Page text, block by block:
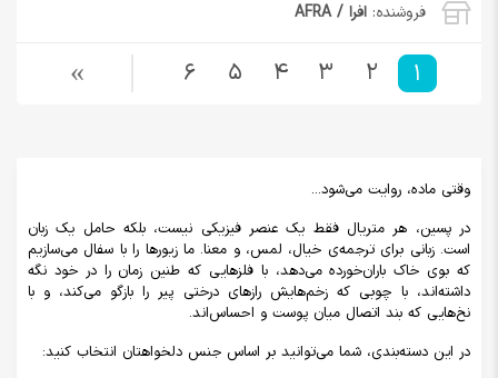
فروشنده: افرا / AFRA
1
2
3
4
5
6
وقتی ماده، روایت می‌شود...
در پسین، هر متریال فقط یک عنصر فیزیکی نیست، بلکه حامل یک زبان
است. زبانی برای ترجمه‌ی خیال، لمس، و معنا. ما زیورها را با سفال می‌سازیم
که بوی خاک باران‌خورده می‌دهد، با فلزهایی که طنین زمان را در خود نگه
داشته‌اند، با چوبی که زخم‌هایش رازهای درختی پیر را بازگو می‌کند، و با
نخ‌هایی که بند اتصال میان پوست و احساس‌اند.
در این دسته‌بندی، شما می‌توانید بر اساس جنس دلخواهتان انتخاب کنید: